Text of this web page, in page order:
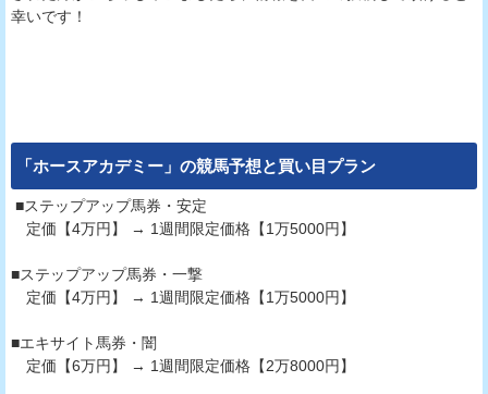
幸いです！
「ホースアカデミー 」の競馬予想と買い目プラン
■ステップアップ馬券・安定
定価【4万円】 → 1週間限定価格【1万5000円】
■ステップアップ馬券・一撃
定価【4万円】 → 1週間限定価格【1万5000円】
■エキサイト馬券・闇
定価【6万円】 → 1週間限定価格【2万8000円】